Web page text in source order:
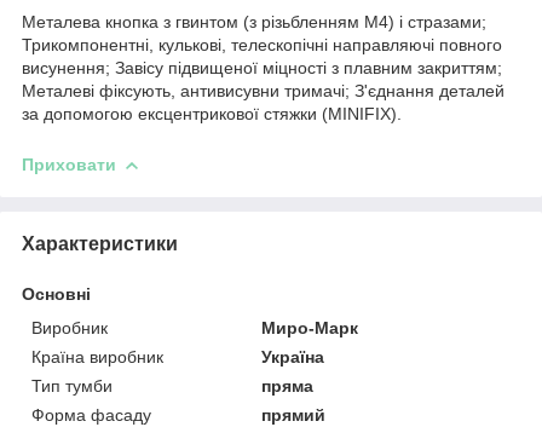
Металева кнопка з гвинтом (з різьбленням М4) і стразами;
Трикомпонентні, кулькові, телескопічні направляючі повного
висунення; Завісу підвищеної міцності з плавним закриттям;
Металеві фіксують, антивисувни тримачі; З'єднання деталей
за допомогою ексцентрикової стяжки (MINIFIX).
Приховати
Характеристики
Основні
Виробник
Миро-Марк
Країна виробник
Україна
Тип тумби
пряма
Форма фасаду
прямий